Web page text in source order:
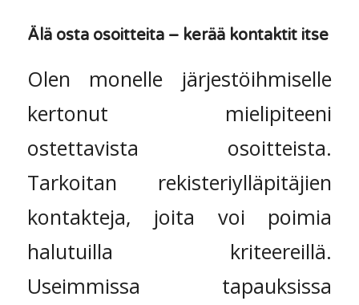
Älä osta osoitteita – kerää kontaktit itse
Olen monelle järjestöihmiselle
kertonut mielipiteeni
ostettavista osoitteista.
Tarkoitan rekisteriylläpitäjien
kontakteja, joita voi poimia
halutuilla kriteereillä.
Useimmissa tapauksissa